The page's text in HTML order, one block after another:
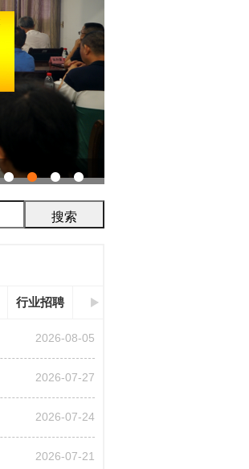
行业招聘
2026-08-05
2026-07-27
2026-07-24
2026-07-21